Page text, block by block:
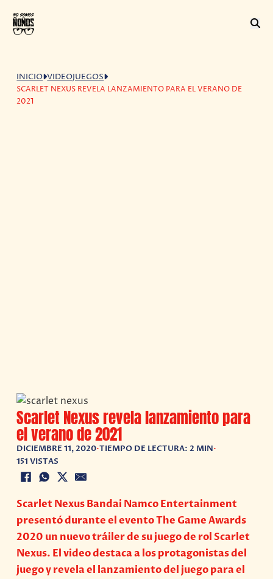
INICIO VIDEOJUEGOS
SCARLET NEXUS REVELA LANZAMIENTO PARA EL VERANO DE
2021
Scarlet Nexus revela lanzamiento para
el verano de 2021
DICIEMBRE 11, 2020•TIEMPO DE LECTURA: 2 MIN•
151 VISTAS
Scarlet Nexus Bandai Namco Entertainment
presentó durante el evento The Game Awards
2020 un nuevo tráiler de su juego de rol Scarlet
Nexus. El video destaca a los protagonistas del
juego y revela el lanzamiento del juego para el